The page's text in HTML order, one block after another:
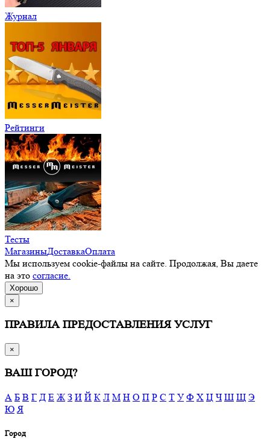
Журнал
Рейтинги
Тесты
МагазиныДоставкаОплата
Мы используем cookie-файлы на сайте. Продолжая, Вы даете
на это согласие.
Хорошо
×
ПРАВИЛА ПРЕДОСТАВЛЕНИЯ УСЛУГ
×
ВАШ ГОРОД?
А Б В Г Д Е Ж З И Й К Л М Н О П Р С Т У Ф Х Ц Ч Ш Щ Э
Ю Я
Город